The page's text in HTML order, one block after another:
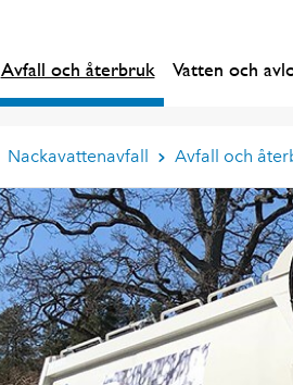
Avfall och återbruk Vatten och
Nackavattenavfall Avfall och